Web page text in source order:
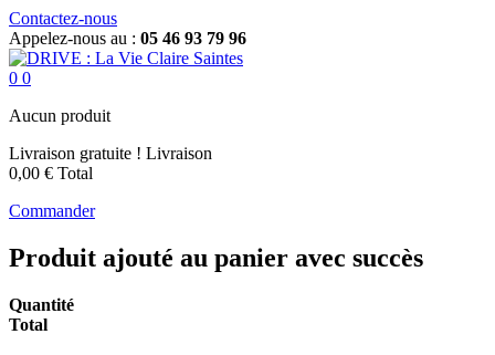
Contactez-nous
Appelez-nous au : 05 46 93 79 96
0 0
Aucun produit
Livraison gratuite ! Livraison
0,00 € Total
Commander
Produit ajouté au panier avec succès
Quantité
Total